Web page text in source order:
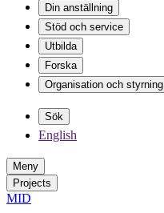
Din anställning
Stöd och service
Utbilda
Forska
Organisation och styrning
Sök
English
Meny
Projects
MID